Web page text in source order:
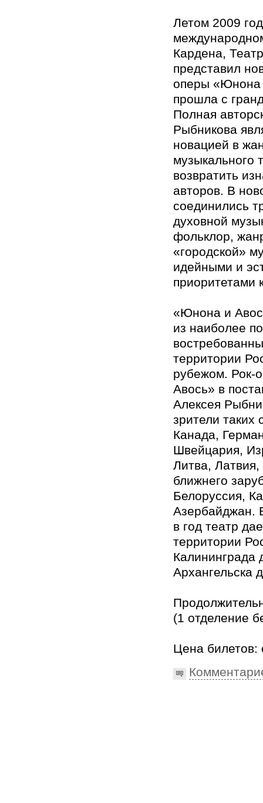
Летом 2009
Кардена,
представил
оперы «Юнона
прошла с
Полная
Рыбникова
новацией в
музыкального
возвратить
авторов. В
соединились
духовной
фольклор,
«городской»
идейными и
приоритетами
«Юнона и
из наиболее
территории
рубежом. Рок-
Авось» в
Алексея
зрители
Канада,
Швейцария,
Литва,
ближнего
Белоруссия,
Азербайджан.
в год театр
территории
Калининграда
Архангельска
(1 отделение
Цена билетов: